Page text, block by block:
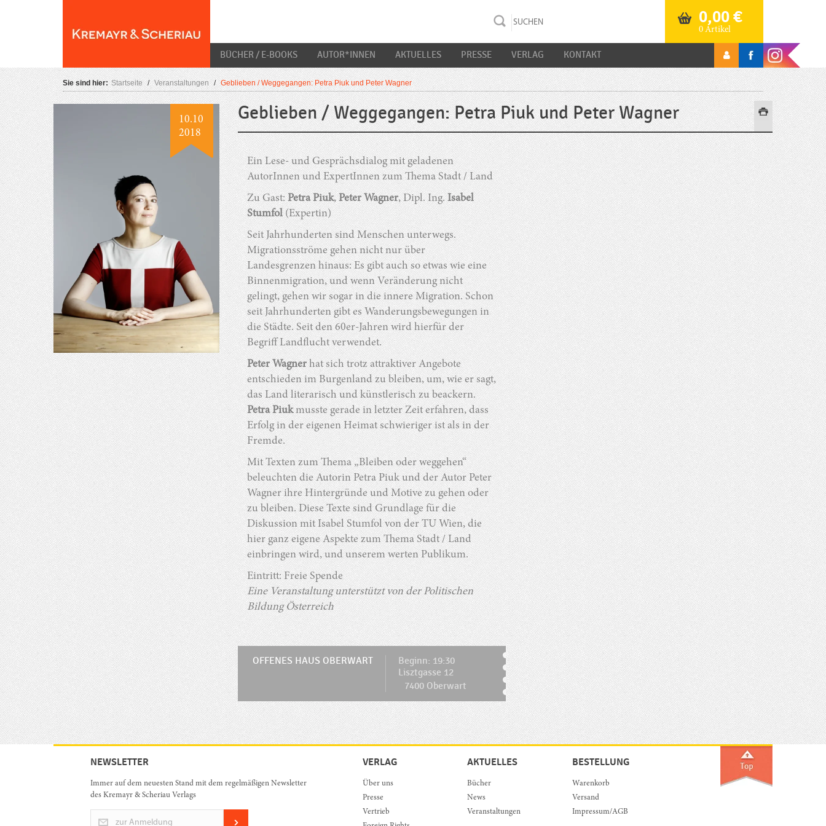
0,00€
0 Artikel
BÜCHER / E-BOOKS AUTOR*INNEN AKTUELLES PRESSE VERLAG KONTAKT
Sie sind hier: Startseite / Veranstaltungen / Geblieben / Weggegangen: Petra Piuk und Peter Wagner
10.10
2018
Geblieben / Weggegangen: Petra Piuk und Peter Wagner
Ein Lese- und Gesprächsdialog mit geladenen
AutorInnen und ExpertInnen zum Thema Stadt / Land
Zu Gast:Petra Piuk,Peter Wagner, Dipl. Ing.Isabel
Stumfol(Expertin)
Seit Jahrhunderten sind Menschen unterwegs.
Migrationsströme gehen nicht nur über
Landesgrenzen hinaus: Es gibt auch so etwas wie eine
Binnenmigration, und wenn Veränderung nicht
gelingt, gehen wir sogar in die innere Migration. Schon
seit Jahrhunderten gibt es Wanderungsbewegungen in
die Städte. Seit den 60er-Jahren wird hierfür der
Begriff Landflucht verwendet.
Peter Wagnerhat sich trotz attraktiver Angebote
entschieden im Burgenland zu bleiben, um, wie er sagt,
das Land literarisch und künstlerisch zu beackern.
Petra Piukmusste gerade in letzter Zeit erfahren, dass
Erfolg in der eigenen Heimat schwieriger ist als in der
Fremde.
Mit Texten zum Thema „Bleiben oder weggehen“
beleuchten die Autorin Petra Piuk und der Autor Peter
Wagner ihre Hintergründe und Motive zu gehen oder
zu bleiben. Diese Texte sind Grundlage für die
Diskussion mit Isabel Stumfol von der TU Wien, die
hier ganz eigene Aspekte zum Thema Stadt / Land
einbringen wird, und unserem werten Publikum.
Eintritt: Freie Spende
Eine Veranstaltung unterstützt von der Politischen
Bildung Österreich
OFFENES HAUS OBERWART
Beginn: 19:30
Lisztgasse 12
7400 Oberwart
VERLAG
Über uns
Presse
Vertrieb
AKTUELLES
Bücher
News
Veranstaltungen
BESTELLUNG
Warenkorb
Versand
Impressum/AGB
NEWSLETTER
Immer auf dem neuesten Stand mit dem regelmäßigen Newsletter
des Kremayr & Scheriau Verlags
zur Anmeldung